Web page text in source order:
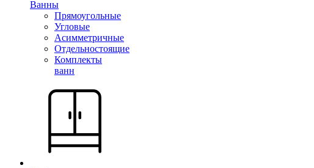
Ванны
Прямоугольные
Угловые
Асимметричные
Отдельностоящие
Комплекты
ванн